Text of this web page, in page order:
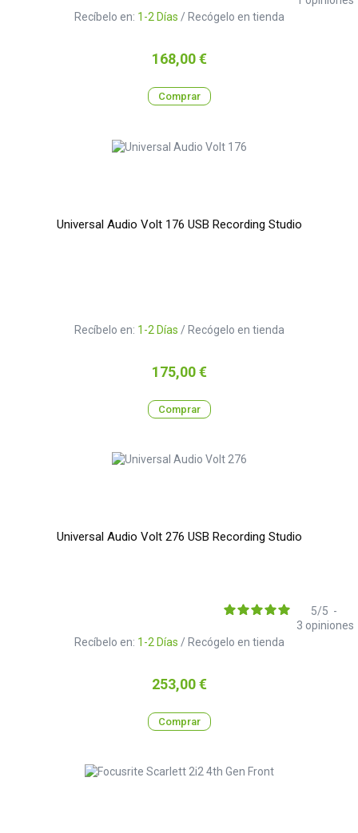
Recíbelo en: 1-2 Días / Recógelo en tienda
Precio
168,00 €
Comprar
Universal Audio Volt 176 USB Recording Studio
Recíbelo en: 1-2 Días / Recógelo en tienda
Precio
175,00 €
Comprar
Universal Audio Volt 276 USB Recording Studio
Recíbelo en: 1-2 Días / Recógelo en tienda
5/5 -
3 opiniones
Precio
253,00 €
Comprar